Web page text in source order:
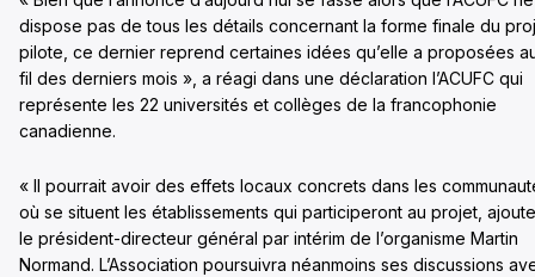
dispose pas de tous les détails concernant la forme finale du
pilote, ce dernier reprend certaines idées qu’elle a proposées
fil des derniers mois », a réagi dans une déclaration l’ACUFC qui
représente les 22 universités et collèges de la francophonie
canadienne.
« Il pourrait avoir des effets locaux concrets dans les
où se situent les établissements qui participeront au projet, ajoute
le président-directeur général par intérim de l’organisme Martin
Normand. L’Association poursuivra néanmoins ses discussions